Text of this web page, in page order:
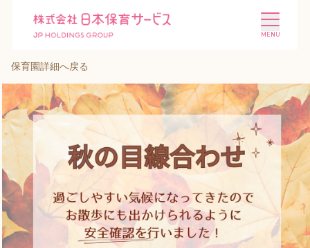
施設を探す 選ばれる理由
会社概要 ニュース
保育園詳細へ戻る